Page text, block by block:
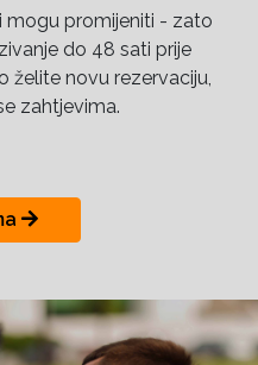
mogu promijeniti - zato
do 48 sati prije
želite novu rezervaciju,
zahtjevima.